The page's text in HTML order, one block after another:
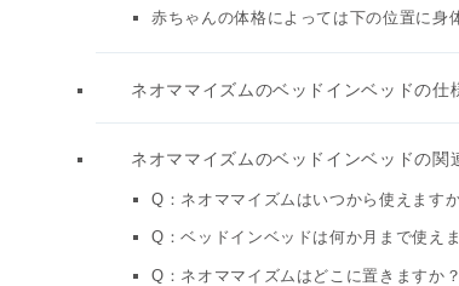
赤ちゃんの体格によっては下の位置に身
ネオママイズムのベッドインベッドの仕
ネオママイズムのベッドインベッドの関
Q：ネオママイズムはいつから使えます
Q：ベッドインベッドは何か月まで使え
Q：ネオママイズムはどこに置きますか